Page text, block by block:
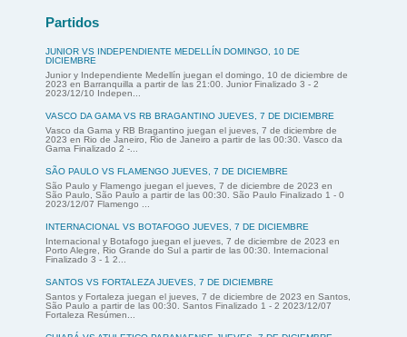
Partidos
JUNIOR VS INDEPENDIENTE MEDELLÍN DOMINGO, 10 DE
DICIEMBRE
Junior y Independiente Medellín juegan el domingo, 10 de diciembre de
2023 en Barranquilla a partir de las 21:00. Junior Finalizado 3 - 2
2023/12/10 Indepen...
VASCO DA GAMA VS RB BRAGANTINO JUEVES, 7 DE DICIEMBRE
Vasco da Gama y RB Bragantino juegan el jueves, 7 de diciembre de
2023 en Rio de Janeiro, Rio de Janeiro a partir de las 00:30. Vasco da
Gama Finalizado 2 -...
SÃO PAULO VS FLAMENGO JUEVES, 7 DE DICIEMBRE
São Paulo y Flamengo juegan el jueves, 7 de diciembre de 2023 en
São Paulo, São Paulo a partir de las 00:30. São Paulo Finalizado 1 - 0
2023/12/07 Flamengo ...
INTERNACIONAL VS BOTAFOGO JUEVES, 7 DE DICIEMBRE
Internacional y Botafogo juegan el jueves, 7 de diciembre de 2023 en
Porto Alegre, Rio Grande do Sul a partir de las 00:30. Internacional
Finalizado 3 - 1 2...
SANTOS VS FORTALEZA JUEVES, 7 DE DICIEMBRE
Santos y Fortaleza juegan el jueves, 7 de diciembre de 2023 en Santos,
São Paulo a partir de las 00:30. Santos Finalizado 1 - 2 2023/12/07
Fortaleza Resúmen...